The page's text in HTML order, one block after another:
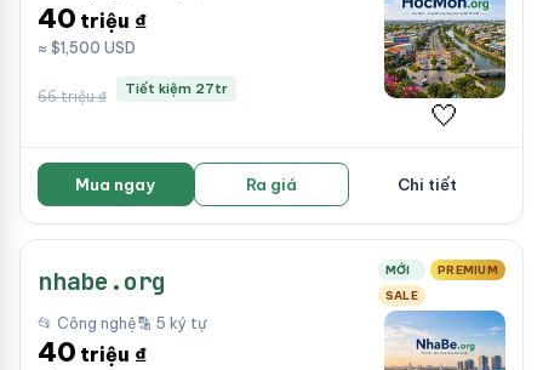
40 triệu ₫
≈ $1,500 USD
66 triệu ₫ Tiết kiệm 27tr
🤍
Mua ngay Ra giá Chi tiết
nhabe.org MỚI
PREMIUM
SALE
📂 Công nghệ🔡 5 ký tự
40 triệu ₫